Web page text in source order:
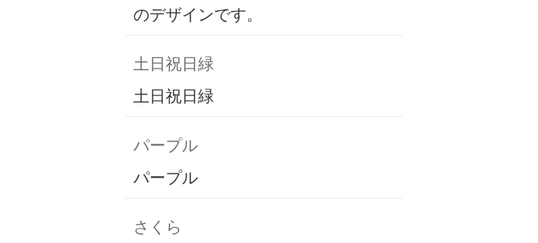
のデザインです。
土日祝日緑
土日祝日緑
パープル
パープル
さくら